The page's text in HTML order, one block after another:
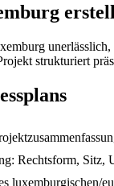
strukturiert
Rechtsform, Sitz,
luxemburgischen/